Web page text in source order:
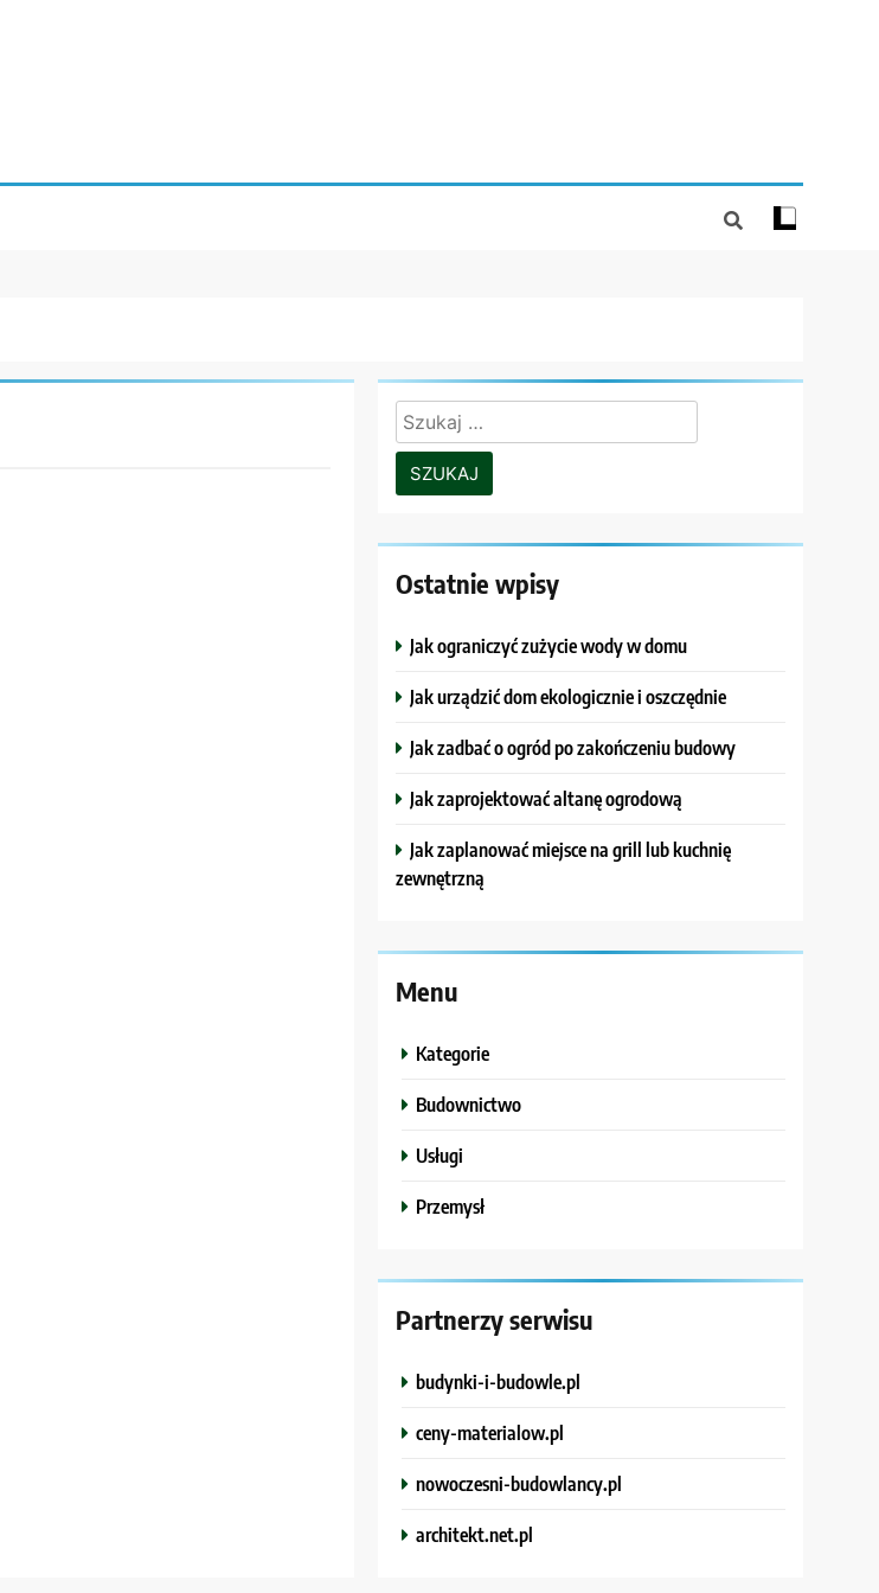
Szukaj:
Ostatnie wpisy
Jak ograniczyć zużycie wody w domu
Jak urządzić dom ekologicznie i oszczędnie
Jak zadbać o ogród po zakończeniu budowy
Jak zaprojektować altanę ogrodową
Jak zaplanować miejsce na grill lub kuchnię
zewnętrzną
Menu
Kategorie
Budownictwo
Usługi
Przemysł
Partnerzy serwisu
budynki-i-budowle.pl
ceny-materialow.pl
nowoczesni-budowlancy.pl
architekt.net.pl